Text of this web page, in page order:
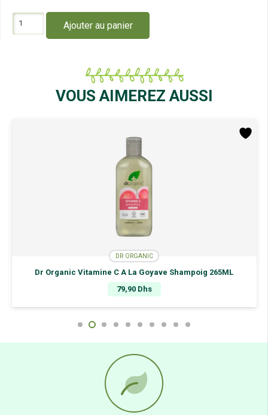
Ajouter au panier
VOUS AIMEREZ AUSSI
DR ORGANIC
Dr Organic Vitamine C A La Goyave Shampoig 265ML
79,90 Dhs